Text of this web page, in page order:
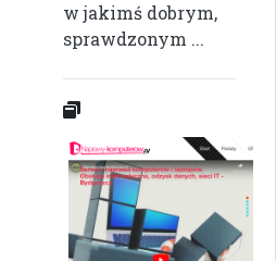
w jakimś dobrym,
sprawdzonym ...